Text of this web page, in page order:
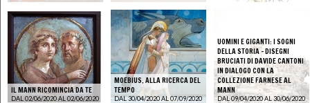
IL MANN RICOMINCIA DA TE
DAL 02/06/2020 AL 02/06/2020
MOEBIUS. ALLA RICERCA DEL
TEMPO
DAL 30/04/2020 AL 07/09/2020
UOMINI E GIGANTI: I SOGNI
DELLA STORIA - DISEGNI
BRUCIATI DI DAVIDE CANTONI
IN DIALOGO CON LA
COLLEZIONE FARNESE AL
MANN
DAL 09/04/2020 AL 30/06/2020